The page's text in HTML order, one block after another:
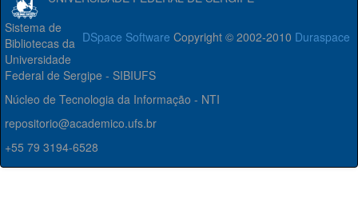
DSpace Software Copyright © 2002-2010 Duraspace
Sistema de
Bibliotecas da
Universidade
Federal de Sergipe - SIBIUFS
Núcleo de Tecnologia da Informação - NTI
repositorio@academico.ufs.br
+55 79 3194-6528